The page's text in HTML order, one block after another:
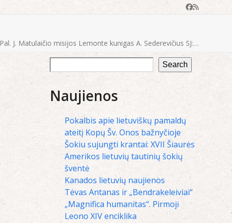
Facebook
RSS
Pal. J. Matulaičio misijos Lemonte kunigas A. Sederevičius SJ:…
Search
Naujienos
Pokalbis apie lietuviškų pamaldų
ateitį Kopų Šv. Onos bažnyčioje
Šokiu sujungti krantai: XVII Šiaurės
Amerikos lietuvių tautinių šokių
šventė
Kanados lietuvių naujienos
Tėvas Antanas ir „Bendrakeleiviai“
„Magnifica humanitas“. Pirmoji
Leono XIV enciklika